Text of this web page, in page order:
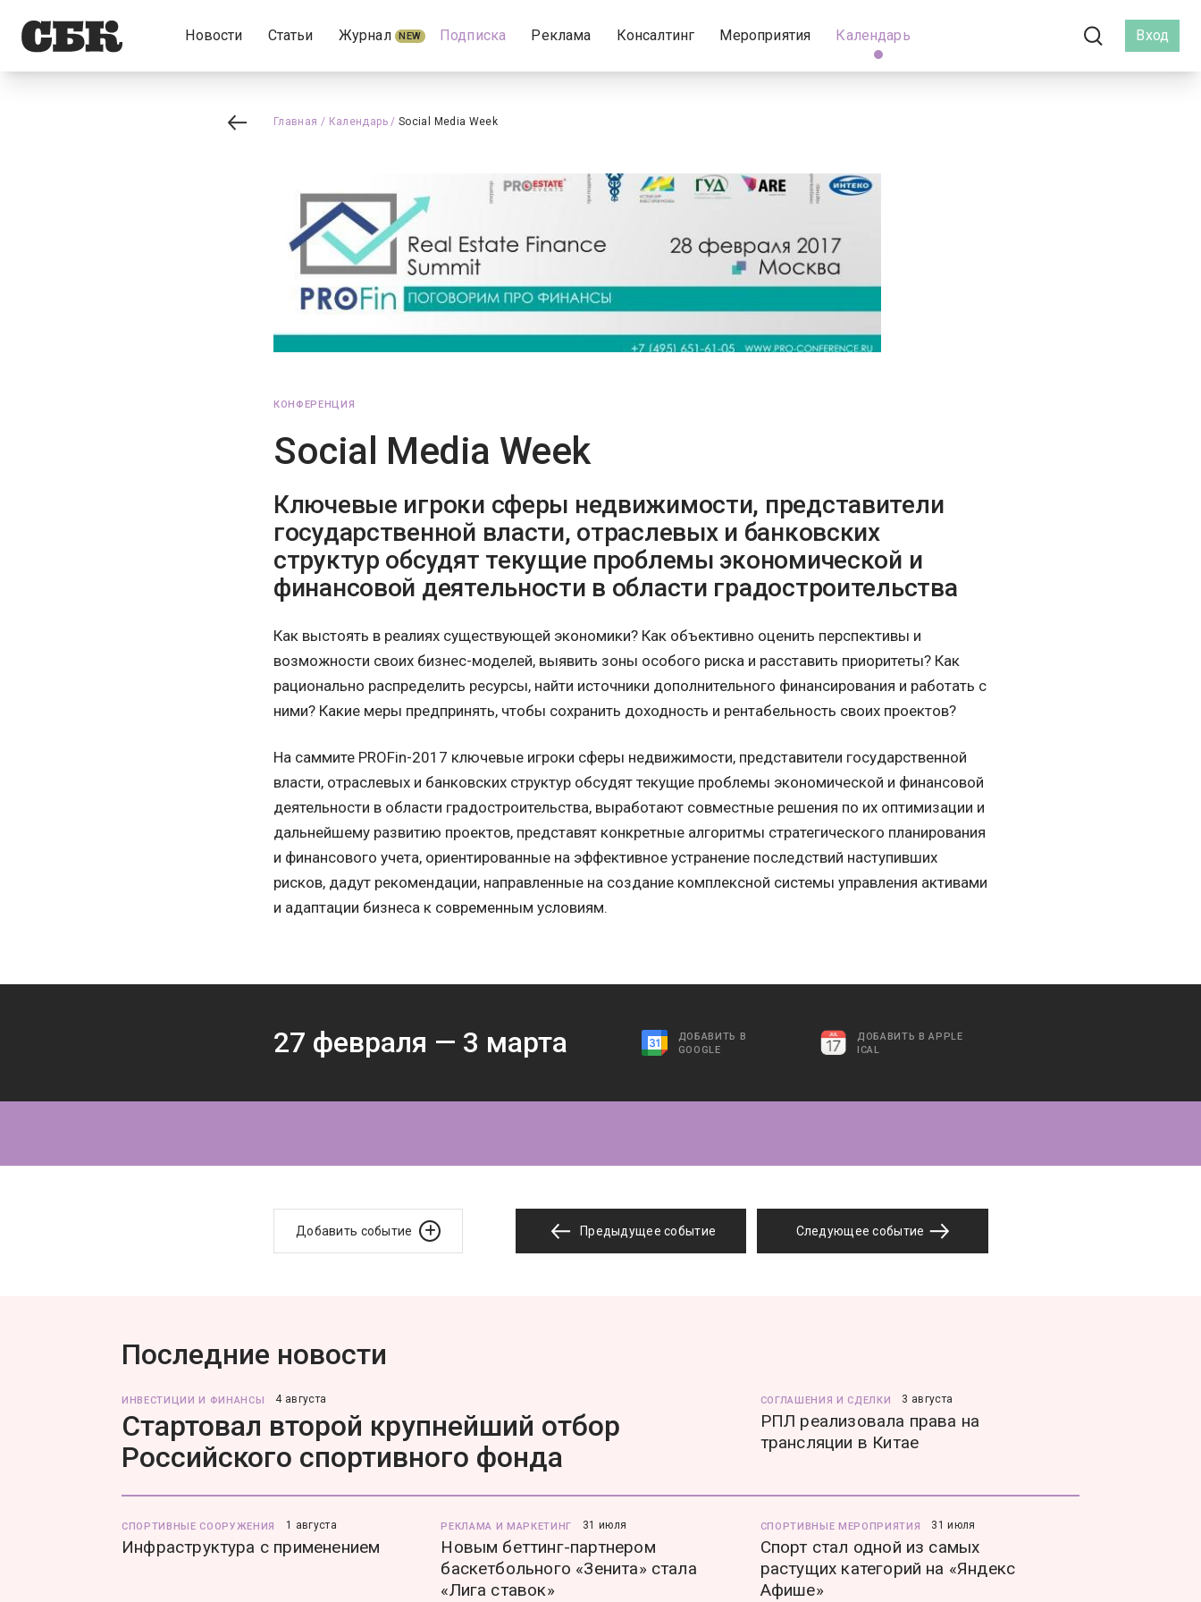
Новости Статьи Журнал NEW Подписка Реклама Консалтинг Мероприятия Календарь Вход
Главная / Календарь/ Social Media Week
КОНФЕРЕНЦИЯ
Social Media Week
Ключевые игроки сферы недвижимости, представители
государственной власти, отраслевых и банковских
структур обсудят текущие проблемы экономической и
финансовой деятельности в области градостроительства
Как выстоять в реалиях существующей экономики? Как объективно оценить перспективы и
возможности своих бизнес-моделей, выявить зоны особого риска и расставить приоритеты? Как
рационально распределить ресурсы, найти источники дополнительного финансирования и работать с
ними? Какие меры предпринять, чтобы сохранить доходность и рентабельность своих проектов?
На саммите PROFin-2017 ключевые игроки сферы недвижимости, представители государственной
власти, отраслевых и банковских структур обсудят текущие проблемы экономической и финансовой
деятельности в области градостроительства, выработают совместные решения по их оптимизации и
дальнейшему развитию проектов, представят конкретные алгоритмы стратегического планирования
и финансового учета, ориентированные на эффективное устранение последствий наступивших
рисков, дадут рекомендации, направленные на создание комплексной системы управления активами
и адаптации бизнеса к современным условиям.
27 февраля — 3 марта
ДОБАВИТЬ В
GOOGLE
ДОБАВИТЬ В APPLE
ICAL
Добавить событие Предыдущее событие Следующее событие
Последние новости
ИНВЕСТИЦИИ И ФИНАНСЫ 4 августа
Стартовал второй крупнейший отбор
Российского спортивного фонда
СОГЛАШЕНИЯ И СДЕЛКИ 3 августа
РПЛ реализовала права на
трансляции в Китае
СПОРТИВНЫЕ СООРУЖЕНИЯ 1 августа
Инфраструктура с применением
РЕКЛАМА И МАРКЕТИНГ 31 июля
Новым беттинг-партнером
баскетбольного «Зенита» стала
«Лига ставок»
СПОРТИВНЫЕ МЕРОПРИЯТИЯ 31 июля
Спорт стал одной из самых
растущих категорий на «Яндекс
Афише»